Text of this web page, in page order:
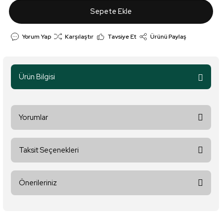
Sepete Ekle
Yorum Yap Karşılaştır Tavsiye Et Ürünü Paylaş
Ürün Bilgisi
Yorumlar
Taksit Seçenekleri
Önerileriniz